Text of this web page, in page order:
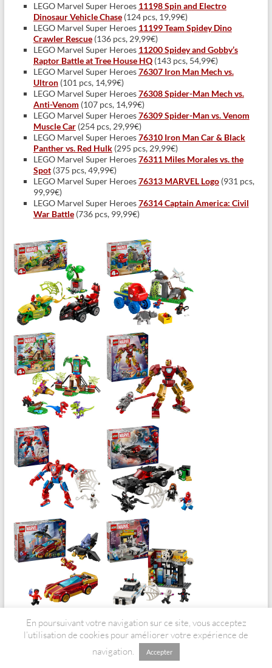
LEGO Marvel Super Heroes 11198 Spin and Electro
Dinosaur Vehicle Chase(124 pcs, 19,99€)
LEGO Marvel Super Heroes 11199 Team Spidey Dino
Crawler Rescue(136 pcs, 29,99€)
LEGO Marvel Super Heroes 11200 Spidey and Gobby’s
Raptor Battle at Tree House HQ(143 pcs, 54,99€)
LEGO Marvel Super Heroes76307 Iron Man Mech vs.
Ultron(101 pcs, 14,99€)
LEGO Marvel Super Heroes76308 Spider-Man Mech vs.
Anti-Venom (107 pcs, 14,99€)
LEGO Marvel Super Heroes76309 Spider-Man vs. Venom
Muscle Car(254 pcs, 29,99€)
LEGO Marvel Super Heroes76310 Iron Man Car & Black
Panther vs. Red Hulk(295 pcs, 29,99€)
LEGO Marvel Super Heroes76311 Miles Morales vs. the
Spot(375 pcs, 49,99€)
LEGO Marvel Super Heroes76313 MARVEL Logo(931 pcs,
99,99€)
LEGO Marvel Super Heroes76314 Captain America: Civil
War Battle(736 pcs, 99,99€)
En poursuivant votre navigation sur ce site, vous acceptez
l’utilisation de cookies pour améliorer votre expérience de
navigation.
Accepter